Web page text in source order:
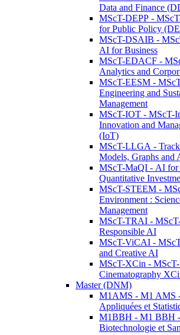
Data and Finance
MScT-DEPP -
for Public Policy
MScT-DSAIB -
AI for Business
MScT-EDACF -
Analytics and
MScT-EESM -
Engineering and
Management
MScT-IOT - MScT-
Innovation and
(IoT)
MScT-LLGA -
Models, Graphs and
MScT-MaQI - AI for
Quantitative
MScT-STEEM -
Environment :
Management
MScT-TRAI -
Responsible AI
MScT-ViCAI -
and Creative AI
MScT-XCin - MScT-
Cinematography
Master (DNM)
M1AMS - M1 AMS
Appliquées et
M1BBH - M1 BBH
Biotechnologie et